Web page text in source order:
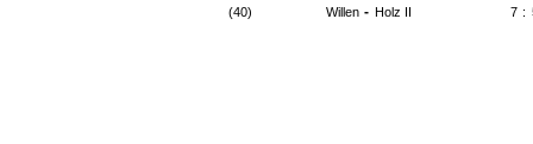
(40) Willen - Holz II 7 :